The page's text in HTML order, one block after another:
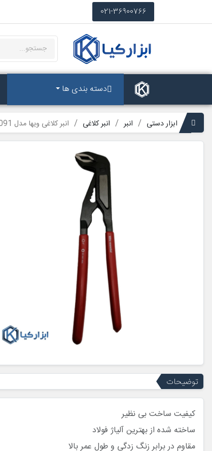
021-36900766
دسته بندی ها
ابزار دستی انبر انبر کلاغی انبر کلاغی ویها مدل MYZ21091 سایز 10 اینچ
توضیحات
کیفیت ساخت بی نظیر
ساخته شده از بهترین آلیاژ فولاد
مقاوم در برابر زنگ زدگی و طول عمر بالا